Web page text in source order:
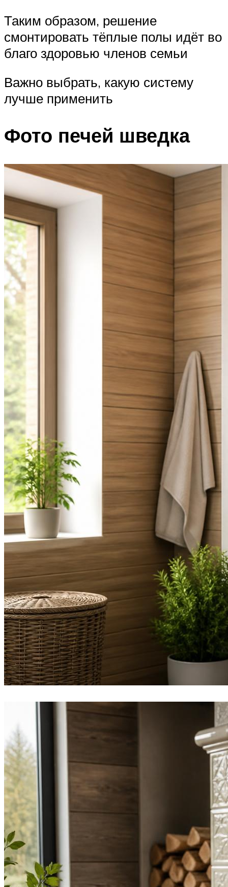
Таким образом, решение
смонтировать тёплые полы идёт во
благо здоровью членов семьи
Важно выбрать, какую систему
лучше применить
Фото печей шведка